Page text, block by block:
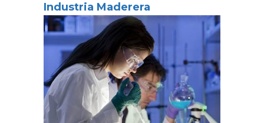
Industria Maderera